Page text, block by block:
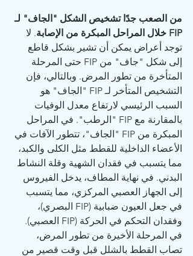
من الصعب جدًا تشخيص الشكل "الجاف" لـ
FIP خلال المراحل المبكرة من الإصابة
. لا
توجد أعراض يمكن أن تشير بشكل قاطع
إلى شكل "جاف" من FIP حتى المرحلة
المتأخرة من تطور المرض. وبالتالي، فإن
التشخيص المتأخر لـ FIP "الجاف" هو
السبب الرئيسي لارتفاع معدل الوفيات
بالمقارنة مع FIP "الرطب". في المراحل
المبكرة من FIP "الجاف"، تتطور الآفات في
الأعضاء الداخلية للقطط مثل الكلى والكبد،
مما يتسبب في فقدان الشهية وقلة النشاط
البدني. في نهاية المطاف، يدخل الفيروس
إلى الجهاز العصبي المركزي، مما يتسبب
في جعل العيون ضبابية (FIP البصري)،
وفقدان التحكم في الحركة (FIP العصبي).
في المرحلة الأخيرة من تطور المرض،
تصاب القطط بالشلل قبل وقت قصير من